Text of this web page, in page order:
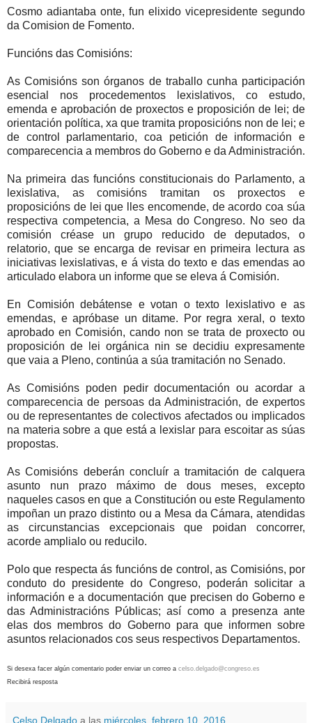
Cosmo adiantaba onte, fun elixido vicepresidente segundo
da Comision de Fomento.
Funcións das Comisións:
As Comisións son órganos de traballo cunha participación
esencial nos procedementos lexislativos, co estudo,
emenda e aprobación de proxectos e proposición de lei; de
orientación política, xa que tramita proposicións non de lei; e
de control parlamentario, coa petición de información e
comparecencia a membros do Goberno e da Administración.
Na primeira das funcións constitucionais do Parlamento, a
lexislativa, as comisións tramitan os proxectos e
proposicións de lei que lles encomende, de acordo coa súa
respectiva competencia, a Mesa do Congreso. No seo da
comisión créase un grupo reducido de deputados, o
relatorio, que se encarga de revisar en primeira lectura as
iniciativas lexislativas, e á vista do texto e das emendas ao
articulado elabora un informe que se eleva á Comisión.
En Comisión debátense e votan o texto lexislativo e as
emendas, e apróbase un ditame. Por regra xeral, o texto
aprobado en Comisión, cando non se trata de proxecto ou
proposición de lei orgánica nin se decidiu expresamente
que vaia a Pleno, continúa a súa tramitación no Senado.
As Comisións poden pedir documentación ou acordar a
comparecencia de persoas da Administración, de expertos
ou de representantes de colectivos afectados ou implicados
na materia sobre a que está a lexislar para escoitar as súas
propostas.
As Comisións deberán concluír a tramitación de calquera
asunto nun prazo máximo de dous meses, excepto
naqueles casos en que a Constitución ou este Regulamento
impoñan un prazo distinto ou a Mesa da Cámara, atendidas
as circunstancias excepcionais que poidan concorrer,
acorde amplialo ou reducilo.
Polo que respecta ás funcións de control, as Comisións, por
conduto do presidente do Congreso, poderán solicitar a
información e a documentación que precisen do Goberno e
das Administracións Públicas; así como a presenza ante
elas dos membros do Goberno para que informen sobre
asuntos relacionados cos seus respectivos Departamentos.
Si desexa facer algún comentario poder enviar un correo a celso.delgado@congreso.es
Recibirá resposta
Celso Delgado a las miércoles, febrero 10, 2016